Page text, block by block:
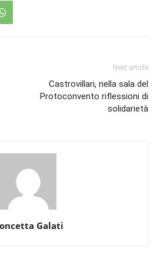
Next article
Castrovillari, nella sala del
Protoconvento riflessioni di
solidarietà
Galati